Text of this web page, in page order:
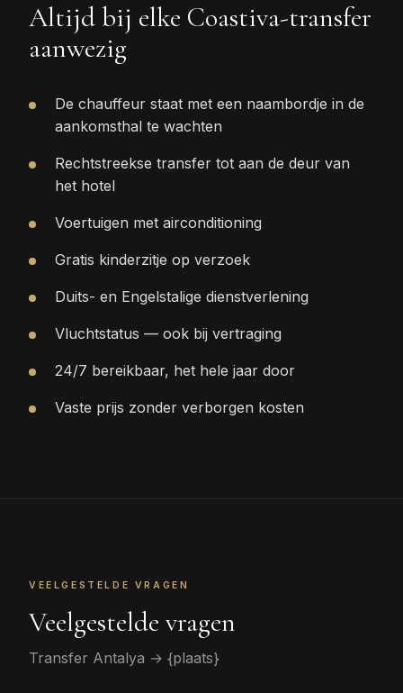
Altijd bij elke Coastiva-transfer
aanwezig
De chauffeur staat met een naambordje in de
aankomsthal te wachten
Rechtstreekse transfer tot aan de deur van
het hotel
Voertuigen met airconditioning
Gratis kinderzitje op verzoek
Duits- en Engelstalige dienstverlening
Vluchtstatus — ook bij vertraging
24/7 bereikbaar, het hele jaar door
Vaste prijs zonder verborgen kosten
VEELGESTELDE VRAGEN
Veelgestelde vragen
Transfer Antalya → {plaats}